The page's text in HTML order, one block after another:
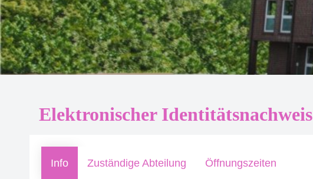
Elektronischer Identitätsnachweis
Info Zuständige Abteilung Öffnungszeiten